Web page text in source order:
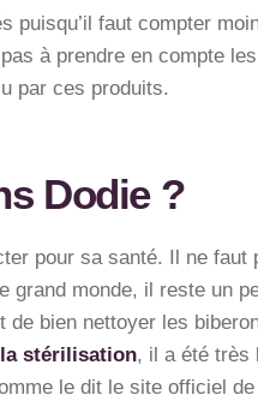
faut compter
à prendre en compte
par ces produits.
Dodie ?
pour sa santé. Il ne
grand monde, il reste un
bien nettoyer les
la stérilisation, il a été très
le dit le site officiel